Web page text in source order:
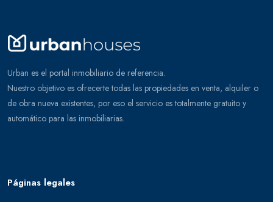
Urban es el portal inmobiliario de referencia.
Nuestro objetivo es ofrecerte todas las propiedades en venta, alquiler o
de obra nueva existentes, por eso el servicio es totalmente gratuito y
automático para las inmobiliarias.
Páginas legales